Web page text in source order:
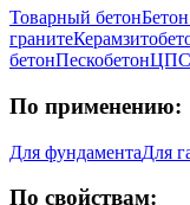
Товарный бетон
граните
бетонПескобетонЦПС
По применению:
Для фундаментаДля
По свойствам: